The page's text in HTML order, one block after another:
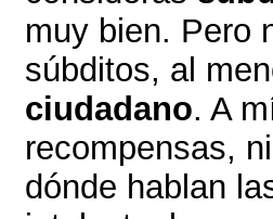
muy bien. Pero
súbditos, al
ciudadano. A
recompensas,
dónde hablan